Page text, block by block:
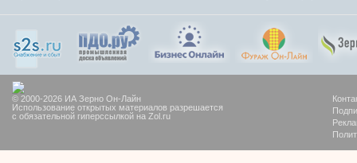
© 2000-2026 ИА Зерно Он-Лайн
Использование открытых материалов разрешается
с обязательной гиперссылкой на Zol.ru